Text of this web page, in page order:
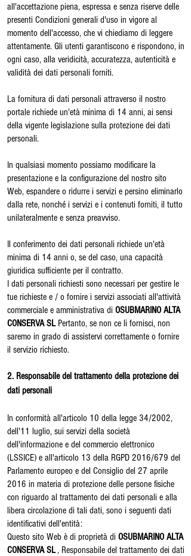
all'accettazione piena, espressa e senza riserve delle
presenti Condizioni generali d'uso in vigore al
momento dell'accesso, che vi chiediamo di leggere
attentamente. Gli utenti garantiscono e rispondono, in
ogni caso, alla veridicità, accuratezza, autenticità e
validità dei dati personali forniti.
La fornitura di dati personali attraverso il nostro
portale richiede un'età minima di 14 anni, ai sensi
della vigente legislazione sulla protezione dei dati
personali.
In qualsiasi momento possiamo modificare la
presentazione e la configurazione del nostro sito
Web, espandere o ridurre i servizi e persino eliminarlo
dalla rete, nonché i servizi e i contenuti forniti, il tutto
unilateralmente e senza preavviso.
Il conferimento dei dati personali richiede un'età
minima di 14 anni o, se del caso, una capacità
giuridica sufficiente per il contratto.
I dati personali richiesti sono necessari per gestire le
tue richieste e / o fornire i servizi associati all'attività
commerciale e amministrativa di OSUBMARINO ALTA
CONSERVA SL Pertanto, se non ce li fornisci, non
saremo in grado di assistervi correttamente o fornire
il servizio richiesto.
2. Responsabile del trattamento della protezione dei
dati personali
In conformità all'articolo 10 della legge 34/2002,
dell'11 luglio, sui servizi della società
dell'informazione e del commercio elettronico
(LSSICE) e all'articolo 13 della RGPD 2016/679 del
Parlamento europeo e del Consiglio del 27 aprile
2016 in materia di protezione delle persone fisiche
con riguardo al trattamento dei dati personali e alla
libera circolazione di tali dati, sono i seguenti dati
identificativi dell'entità:
Questo sito Web è di proprietà di OSUBMARINO ALTA
CONSERVA SL, Responsabile del trattamento dei dati